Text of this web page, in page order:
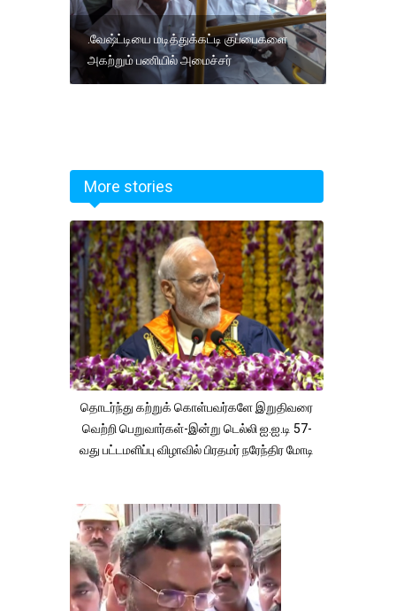
.வேஷ்ட்டியை மடித்துக்கட்டி குப்பைகளை
அகற்றும் பணியில் அமைச்சர்
More stories
தொடர்ந்து கற்றுக் கொள்பவர்களே இறுதிவரை
வெற்றி பெறுவார்கள்-இன்று டெல்லி ஐ.ஐ.டி 57-
வது பட்டமளிப்பு விழாவில் பிரதமர் நரேந்திர மோடி